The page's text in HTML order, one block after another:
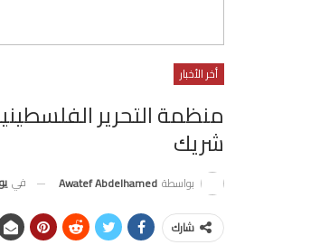
أخر الأخبار
منظمة التحرير
شريك
بواسطة Awatef Abdelhamed في
شارك